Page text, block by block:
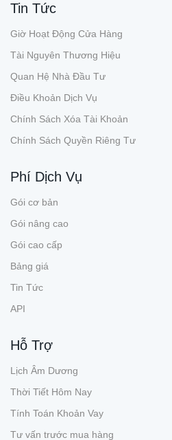
Tin Tức
Giờ Hoạt Động Cửa Hàng
Tài Nguyên Thương Hiệu
Quan Hệ Nhà Đầu Tư
Điều Khoản Dịch Vụ
Chính Sách Xóa Tài Khoản
Chính Sách Quyền Riêng Tư
Phí Dịch Vụ
Gói cơ bản
Gói nâng cao
Gói cao cấp
Bảng giá
Tin Tức
API
Hỗ Trợ
Lịch Âm Dương
Thời Tiết Hôm Nay
Tính Toán Khoản Vay
Tư vấn trước mua hàng